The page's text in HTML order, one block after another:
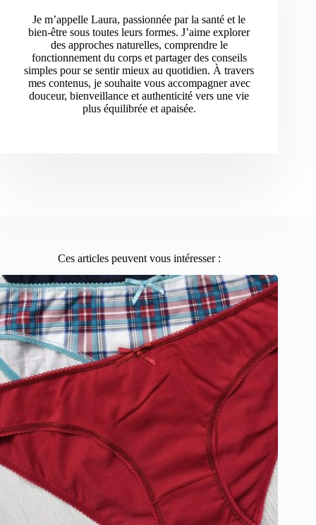
Je m’appelle Laura, passionnée par la santé et le
bien-être sous toutes leurs formes. J’aime explorer
des approches naturelles, comprendre le
fonctionnement du corps et partager des conseils
simples pour se sentir mieux au quotidien. À travers
mes contenus, je souhaite vous accompagner avec
douceur, bienveillance et authenticité vers une vie
plus équilibrée et apaisée.
Ces articles peuvent vous intéresser :